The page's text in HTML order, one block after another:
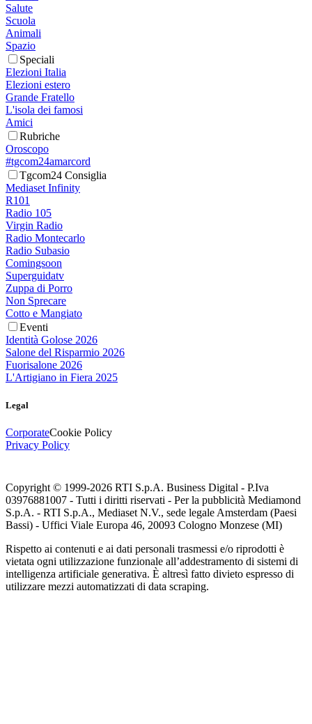
Salute
Scuola
Animali
Spazio
Speciali
Elezioni Italia
Elezioni estero
Grande Fratello
L'isola dei famosi
Amici
Rubriche
Oroscopo
#tgcom24amarcord
Tgcom24 Consiglia
Mediaset Infinity
R101
Radio 105
Virgin Radio
Radio Montecarlo
Radio Subasio
Comingsoon
Superguidatv
Zuppa di Porro
Non Sprecare
Cotto e Mangiato
Eventi
Identità Golose 2026
Salone del Risparmio 2026
Fuorisalone 2026
L'Artigiano in Fiera 2025
Legal
CorporateCookie Policy
Privacy Policy
Copyright © 1999-2026 RTI S.p.A. Business Digital - P.Iva
03976881007 - Tutti i diritti riservati - Per la pubblicità Mediamond
S.p.A. - RTI S.p.A., Mediaset N.V., sede legale Amsterdam (Paesi
Bassi) - Uffici Viale Europa 46, 20093 Cologno Monzese (MI)
Rispetto ai contenuti e ai dati personali trasmessi e/o riprodotti è
vietata ogni utilizzazione funzionale all’addestramento di sistemi di
intelligenza artificiale generativa. È altresì fatto divieto espresso di
utilizzare mezzi automatizzati di data scraping.